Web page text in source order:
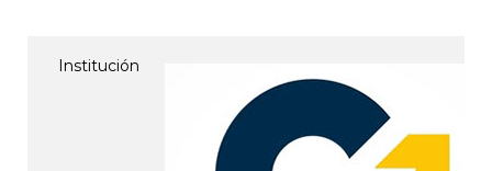
Institución